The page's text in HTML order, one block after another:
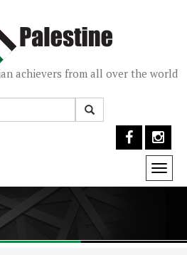
achievers from all over the world